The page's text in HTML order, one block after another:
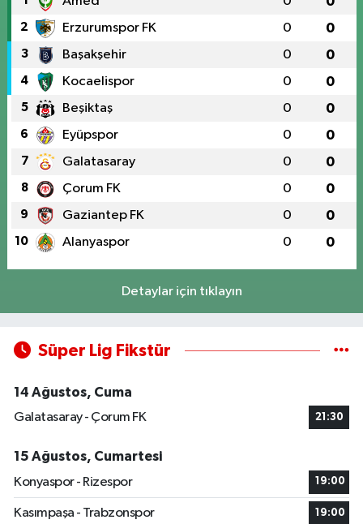
2 Erzurumspor FK 0 0
3 Başakşehir 0 0
4 Kocaelispor 0 0
5 Beşiktaş 0 0
6 Eyüpspor 0 0
7 Galatasaray 0 0
8 Çorum FK 0 0
9 Gaziantep FK 0 0
10 Alanyaspor 0 0
Detaylar için tıklayın
Süper Lig Fikstür
14 Ağustos, Cuma
Galatasaray - Çorum FK
21:30
15 Ağustos, Cumartesi
Konyaspor - Rizespor
19:00
Kasımpaşa - Trabzonspor 19:00